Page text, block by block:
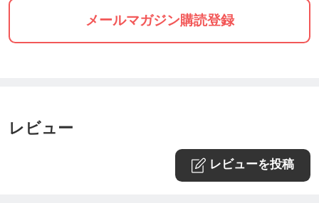
https://ticket.tsuku2.jp/eventsDetail.php?ecd=320065
メールマガジン購読登録
レビュー
レビューを投稿